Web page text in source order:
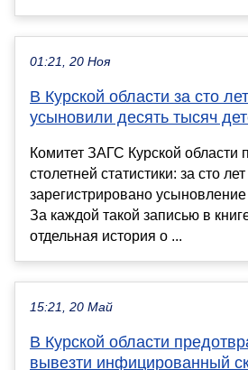
01:21, 20 Ноя
В Курской области за сто
усыновили десять тысяч
Комитет ЗАГС Курской области
столетней статистики: за сто
зарегистрировано
За каждой такой записью в
отдельная история о ...
15:21, 20 Май
В Курской области
вывезти инфицированный